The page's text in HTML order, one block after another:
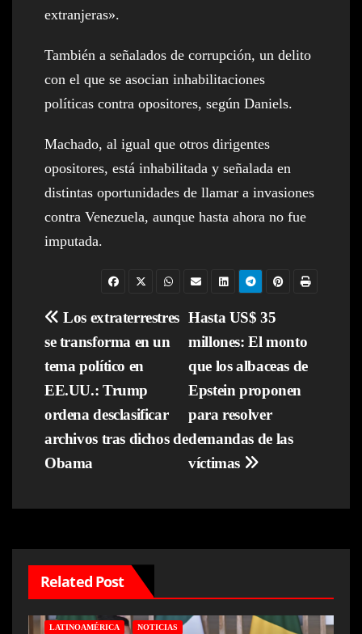
extranjeras».
También a señalados de corrupción, un delito
con el que se asocian inhabilitaciones
políticas contra opositores, según Daniels.
Machado, al igual que otros dirigentes
opositores, está inhabilitada y señalada en
distintas oportunidades de llamar a invasiones
contra Venezuela, aunque hasta ahora no fue
imputada.
Navegación
de
entradas
Hasta US$ 35
millones: El monto
que los albaceas de
Epstein proponen
para resolver
demandas de las
víctimas
Los extraterrestres
se transforma en un
tema político en
EE.UU.: Trump
ordena desclasificar
archivos tras dichos de
Obama
Related Post
LATINOAMÉRICA NOTICIAS